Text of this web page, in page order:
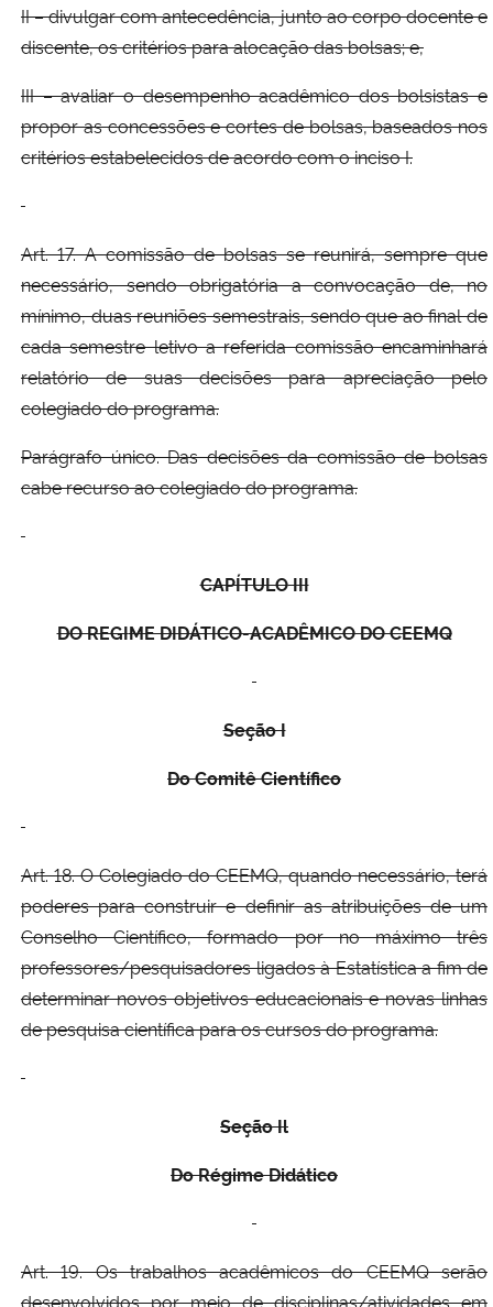
II – divulgar com antecedência, junto ao corpo docente e
discente, os critérios para alocação das bolsas; e,
III – avaliar o desempenho acadêmico dos bolsistas e
propor as concessões e cortes de bolsas, baseados nos
critérios estabelecidos de acordo com o inciso I.
Art. 17. A comissão de bolsas se reunirá, sempre que
necessário, sendo obrigatória a convocação de, no
mínimo, duas reuniões semestrais, sendo que ao final de
cada semestre letivo a referida comissão encaminhará
relatório de suas decisões para apreciação pelo
colegiado do programa.
Parágrafo único. Das decisões da comissão de bolsas
cabe recurso ao colegiado do programa.
CAPÍTULOIII
DO REGIME DIDÁTICO-ACADÊMICO DO CEEMQ
Seção I
Do Comitê Científico
Art. 18. O Colegiado do CEEMQ, quando necessário, terá
poderes para construir e definir as atribuições de um
Conselho Científico, formado por no máximo três
professores/pesquisadores ligados à Estatística a fim de
determinar novos objetivos educacionais e novas linhas
de pesquisa científica para os cursos do programa.
Seção Il
Do Régime Didático
Art. 19. Os trabalhos acadêmicos do CEEMQ serão
desenvolvidos por meio de disciplinas/atividades em